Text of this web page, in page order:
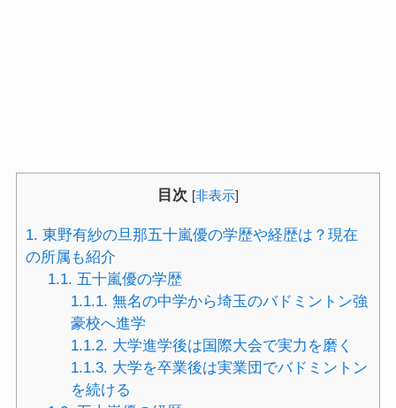
目次 [非表示]
1. 東野有紗の旦那五十嵐優の学歴や経歴は？現在
の所属も紹介
1.1. 五十嵐優の学歴
1.1.1. 無名の中学から埼玉のバドミントン強
豪校へ進学
1.1.2. 大学進学後は国際大会で実力を磨く
1.1.3. 大学を卒業後は実業団でバドミントン
を続ける